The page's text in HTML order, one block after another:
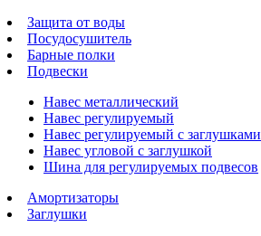
Защита от воды
Посудосушитель
Барные полки
Подвески
Навес металлический
Навес регулируемый
Навес регулируемый с заглушками
Навес угловой с заглушкой
Шина для регулируемых подвесов
Амортизаторы
Заглушки